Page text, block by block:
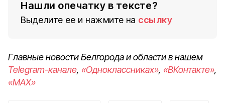
Нашли опечатку в тексте?
Выделите ее и нажмите на ссылку
Главные новости Белгорода и области в нашем
Telegram-канале, «Одноклассниках», «ВКонтакте»,
«MAX»